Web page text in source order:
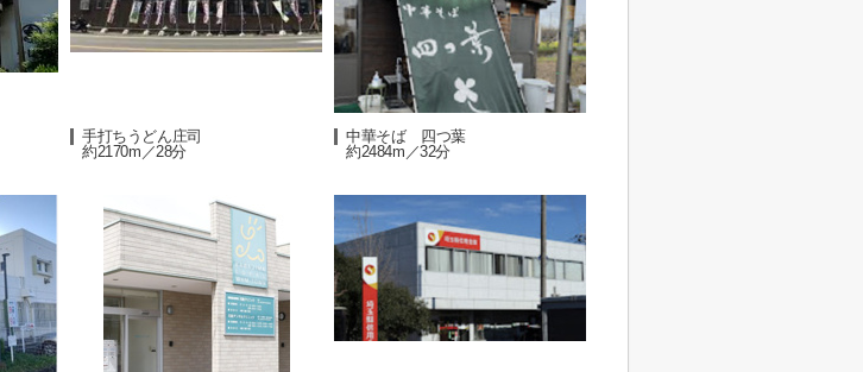
手打ちうどん庄司
約2170m／28分
中華そば 四つ葉
約2484m／32分